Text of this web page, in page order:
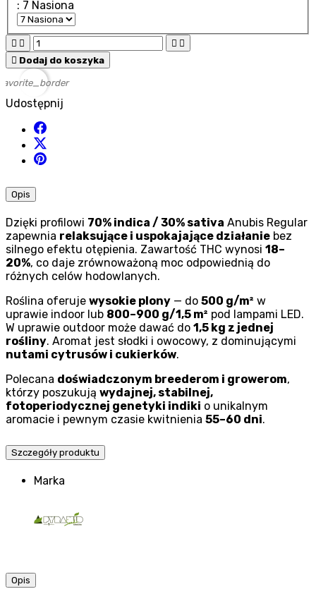
: 7 Nasiona
   
 Dodaj do koszyka
favorite_border
Udostępnij
Opis
Dzięki profilowi 70% indica / 30% sativa Anubis Regular
zapewnia relaksujące i uspokajające działanie bez
silnego efektu otępienia. Zawartość THC wynosi 18–
20%, co daje zrównoważoną moc odpowiednią do
różnych celów hodowlanych.
Roślina oferuje wysokie plony — do 500 g/m² w
uprawie indoor lub 800–900 g/1,5 m² pod lampami LED.
W uprawie outdoor może dawać do 1,5 kg z jednej
rośliny. Aromat jest słodki i owocowy, z dominującymi
nutami cytrusów i cukierków.
Polecana doświadczonym breederom i growerom,
którzy poszukują wydajnej, stabilnej,
fotoperiodycznej genetyki indiki o unikalnym
aromacie i pewnym czasie kwitnienia 55–60 dni.
Szczegóły produktu
Marka
Opis